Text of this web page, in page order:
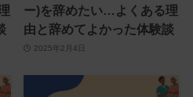
ー)を辞めたい…よくある理
由と辞めてよかった体験談
2025年2月4日